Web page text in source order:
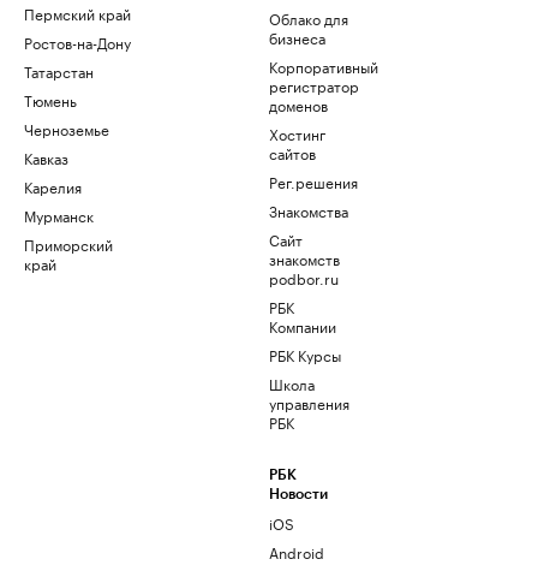
Пермский край
Ростов-на-Дону
Татарстан
Тюмень
Черноземье
Кавказ
Карелия
Мурманск
Приморский
край
Облако для
бизнеса
Корпоративный
регистратор
доменов
Хостинг
сайтов
Рег.решения
Знакомства
Сайт
знакомств
podbor.ru
РБК
Компании
РБК Курсы
Школа
управления
РБК
РБК
Новости
iOS
Android